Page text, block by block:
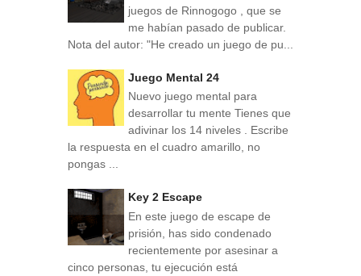
juegos de Rinnogogo , que se
me habían pasado de publicar.
Nota del autor: "He creado un juego de pu...
Juego Mental 24
Nuevo juego mental para
desarrollar tu mente Tienes que
adivinar los 14 niveles . Escribe
la respuesta en el cuadro amarillo, no
pongas ...
Key 2 Escape
En este juego de escape de
prisión, has sido condenado
recientemente por asesinar a
cinco personas, tu ejecución está